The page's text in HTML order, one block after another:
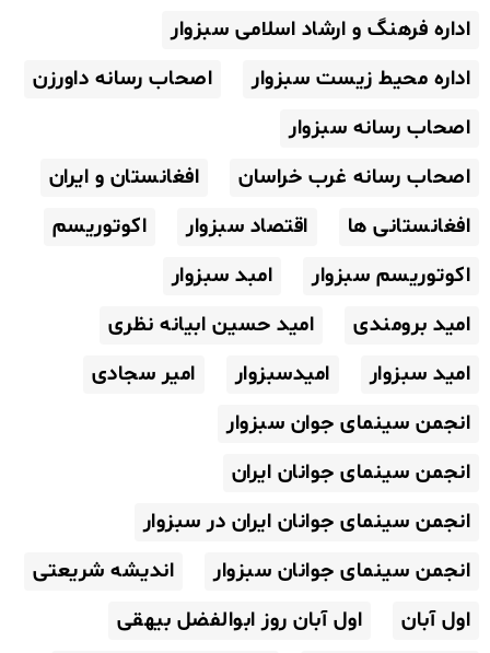
اداره فرهنگ و ارشاد اسلامی سبزوار
اداره محیط زیست سبزوار
اصحاب رسانه داورزن
اصحاب رسانه سبزوار
اصحاب رسانه غرب خراسان
افغانستان و ایران
افغانستانی ها
اقتصاد سبزوار
اکوتوریسم
اکوتوریسم سبزوار
امبد سبزوار
امید برومندی
امید حسین ابیانه نظری
امید سبزوار
امیدسبزوار
امیر سجادی
انجمن سینمای جوان سبزوار
انجمن سینمای جوانان ایران
انجمن سینمای جوانان ایران در سبزوار
انجمن سینمای جوانان سبزوار
اندیشه شریعتی
اول آبان
اول آبان روز ابوالفضل بیهقی